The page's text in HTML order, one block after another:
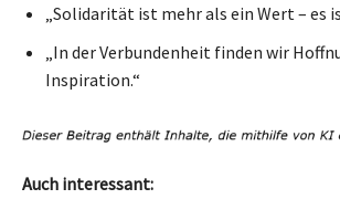
„Solidarität ist mehr als ein Wert – es
„In der Verbundenheit finden wir
Inspiration.“
Auch interessant: